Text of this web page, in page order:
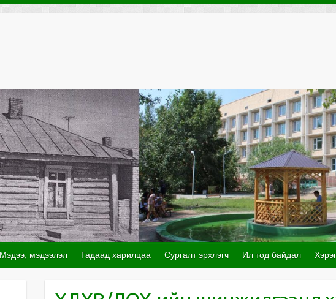
Мэдээ, мэдээлэл Гадаад харилцаа Сургалт эрхлэгч Ил тод байдал